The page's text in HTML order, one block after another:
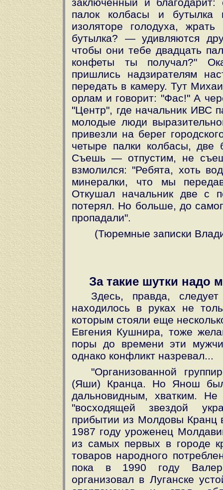
палок колбасы и
изоляторе голодуха,
бутылка? — удивляются
чтобы они тебе двадцать
конфеты ты получал?"
пришлись надзирателям
передать в камеру. Тут
орлам и говорит: "Фас!" А
"Центр", где начальник ИВС
молодые люди
привезли на берег
четыре палки колбасы, две
Съешь — отпустим, не
взмолился: "Ребята, хоть
минералки, что мы
Откушал начальник две с
потерял. Но больше, до
пропадали".
(Тюремные записки
За такие шутки надо
Здесь, правда,
находилось в руках не
которым стояли еще
Евгения Кушнира, тоже
поры до времени эти
однако конфликт назревал...
"Организованной
(Яши) Кранца. Но Янош
дальновидным, хватким.
"восходящей звездой
прибытии из Молдовы Кранц
1987 году уроженец
из самых первых в городе
товаров народного
пока в 1990 году
организовал в Луганске